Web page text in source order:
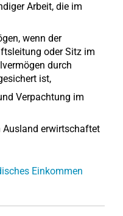
Arbeit, die im
wenn der
oder Sitz im
durch
ist,
Verpachtung im
Ausland erwirtschaftet
Einkommen